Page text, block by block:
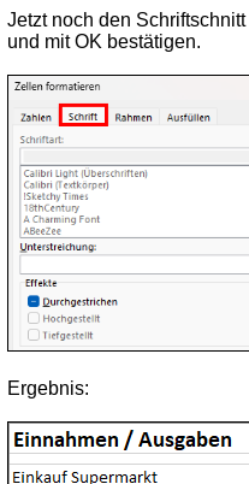
Jetzt noch den Schriftschnitt
und mit OK bestätigen.
Ergebnis: